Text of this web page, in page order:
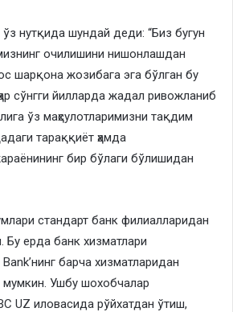
нутқида шундай деди: “Биз бугун
очилишини нишонлашдан
шарқона жозибага эга бўлган бу
сўнгги йилларда жадал ривожланиб
ўз маҳсулотларимизни тақдим
тараққиёт ҳамда
бир бўлаги бўлишидан
стандарт банк филиалларидан
ерда банк хизматлари
барча хизматларидан
Ушбу шохобчалар
UZ иловасида рўйхатдан ўтиш,